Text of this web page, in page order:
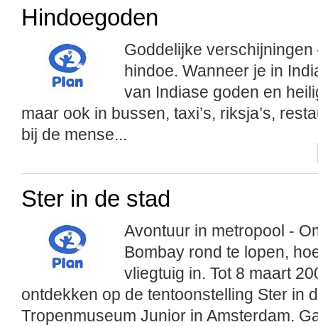
Hindoegoden
Goddelijke
hindoe. Wanneer je in
van Indiase goden en
maar ook in bussen, taxi’s, riksja’s,
bij de mense...
Ster in de stad
Avontuur in metropool -
Bombay rond te lopen,
vliegtuig in. Tot 8 maart
ontdekken op de tentoonstelling Ster in
Tropenmuseum Junior in Amsterdam.